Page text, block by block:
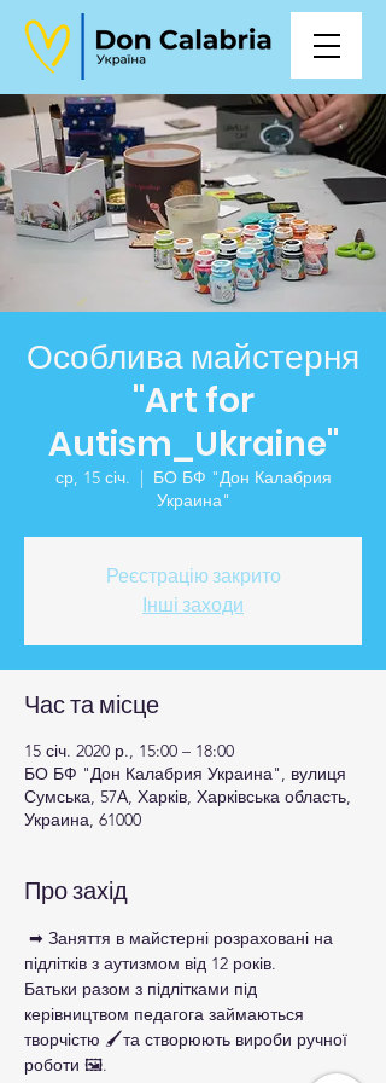
Особлива майстерня
"Art for
Autism_Ukraine"
ср, 15 січ.
  |
БО БФ "Дон Калабрия
Украина"
Реєстрацію закрито
Інші заходи
Час та місце
15 січ. 2020 р., 15:00 – 18:00
БО БФ "Дон Калабрия Украина", вулиця
Сумська, 57А, Харків, Харківська область,
Украина, 61000
Про захід
➡ Заняття в майстерні розраховані на
підлітків з аутизмом від 12 років.
Батьки разом з підлітками під
керівництвом педагога займаються
творчістю 🖌та створюють вироби ручної
роботи 🖼.